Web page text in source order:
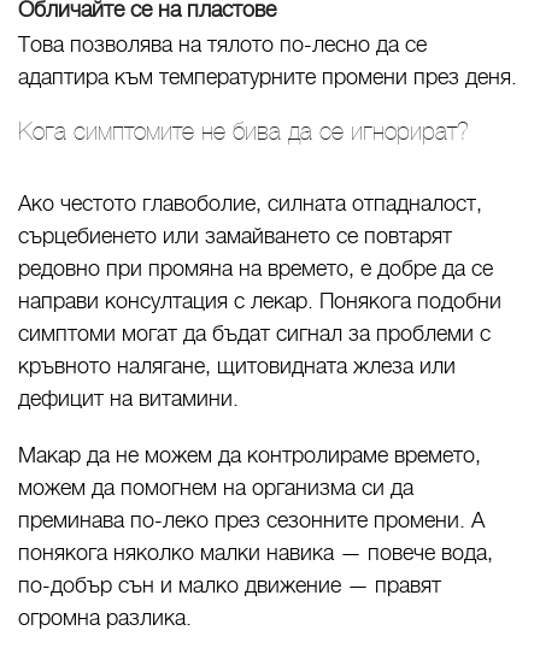
Обличайте се на пластове
Това позволява на тялото по-лесно да се
адаптира към температурните промени през деня.
Кога симптомите не бива да се игнорират?
Ако честото главоболие, силната отпадналост,
сърцебиенето или замайването се повтарят
редовно при промяна на времето, е добре да се
направи консултация с лекар. Понякога подобни
симптоми могат да бъдат сигнал за проблеми с
кръвното налягане, щитовидната жлеза или
дефицит на витамини.
Макар да не можем да контролираме времето,
можем да помогнем на организма си да
преминава по-леко през сезонните промени. А
понякога няколко малки навика — повече вода,
по-добър сън и малко движение — правят
огромна разлика.